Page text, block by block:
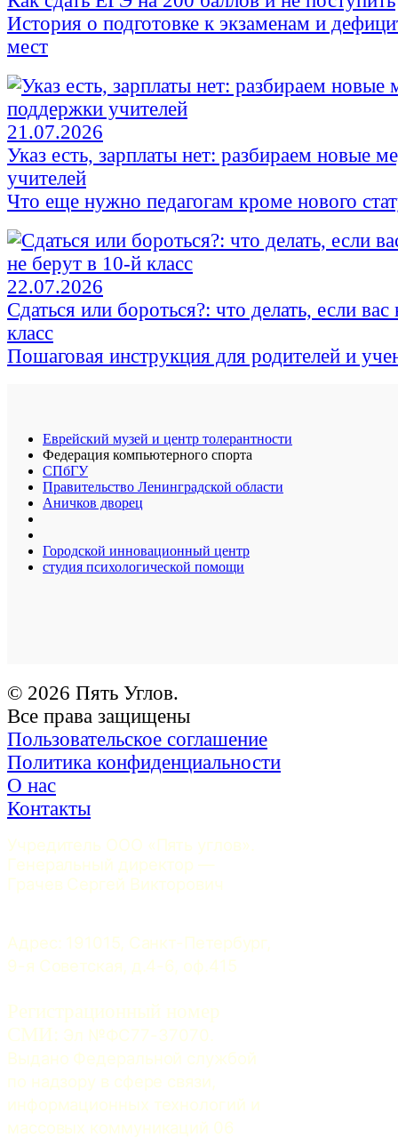
История о подготовке к экзаменам и
мест
21.07.2026
Указ есть, зарплаты нет: разбираем новые
учителей
Что еще нужно педагогам кроме нового
22.07.2026
Сдаться или бороться?: что делать, если
класс
Пошаговая инструкция для родителей и
Еврейский музей и центр толерантности
Федерация компьютерного спорта
СПбГУ
Правительство Ленинградской области
Аничков дворец
Городской инновационный центр
студия психологической помощи
© 2026 Пять Углов.
Все права защищены
Пользовательское соглашение
Политика конфиденциальности
О нас
Контакты
Учредитель ООО «Пять углов».
Генеральный директор —
Грачев Сергей Викторович
Адрес: 191015, Санкт-Петербург,
9-я Советская, д.4-6, оф.415
Регистрационный номер
СМИ: Эл №ФС77-37070.
Выдано Федеральной службой
по надзору в сфере связи,
информационных технологий и
массовых коммуникаций 06